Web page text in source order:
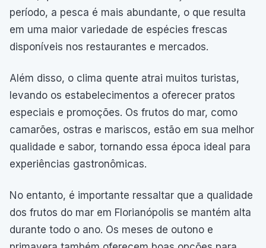
período, a pesca é mais abundante, o que resulta
em uma maior variedade de espécies frescas
disponíveis nos restaurantes e mercados.
Além disso, o clima quente atrai muitos turistas,
levando os estabelecimentos a oferecer pratos
especiais e promoções. Os frutos do mar, como
camarões, ostras e mariscos, estão em sua melhor
qualidade e sabor, tornando essa época ideal para
experiências gastronômicas.
No entanto, é importante ressaltar que a qualidade
dos frutos do mar em Florianópolis se mantém alta
durante todo o ano. Os meses de outono e